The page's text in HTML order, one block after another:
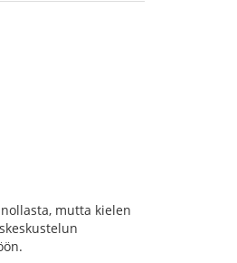
mutta kielen